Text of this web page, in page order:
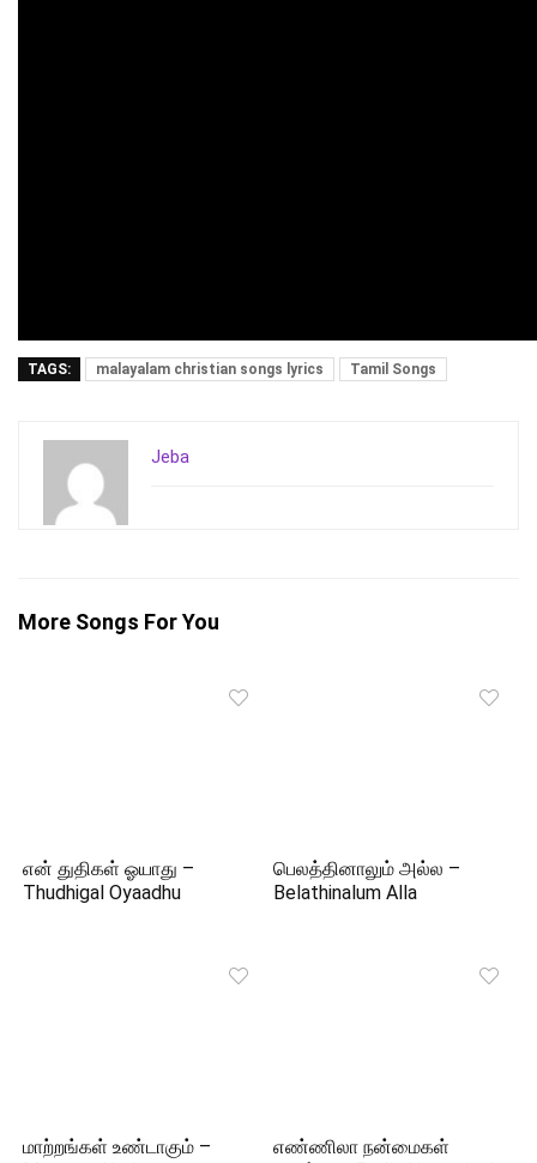
TAGS: malayalam christian songs lyrics Tamil Songs
Jeba
More Songs For You
என் துதிகள் ஓயாது –
Thudhigal Oyaadhu
பெலத்தினாலும் அல்ல –
Belathinalum Alla
மாற்றங்கள் உண்டாகும் –
எண்ணிலா நன்மைகள்